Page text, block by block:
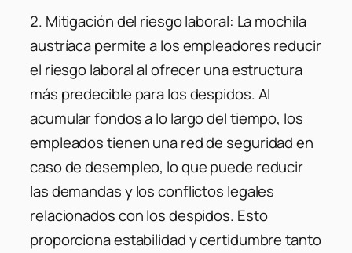
2. Mitigación del riesgo laboral: La mochila
austríaca permite a los empleadores reducir
el riesgo laboral al ofrecer una estructura
más predecible para los despidos. Al
acumular fondos a lo largo del tiempo, los
empleados tienen una red de seguridad en
caso de desempleo, lo que puede reducir
las demandas y los conflictos legales
relacionados con los despidos. Esto
proporciona estabilidad y certidumbre tanto